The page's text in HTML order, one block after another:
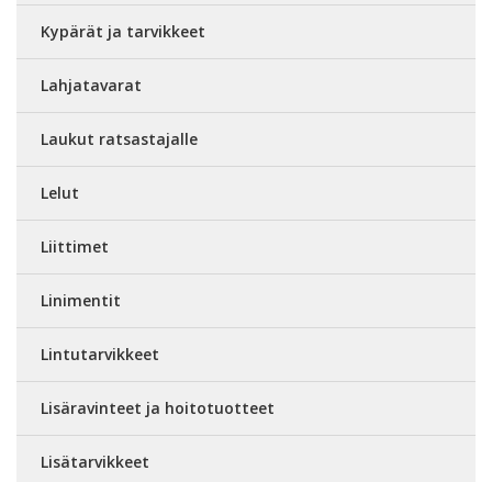
Kypärät ja tarvikkeet
Lahjatavarat
Laukut ratsastajalle
Lelut
Liittimet
Linimentit
Lintutarvikkeet
Lisäravinteet ja hoitotuotteet
Lisätarvikkeet